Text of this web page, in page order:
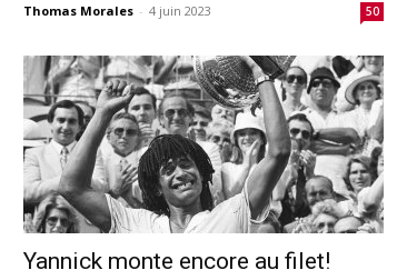
Thomas Morales - 4 juin 2023 50
Yannick monte encore au filet!